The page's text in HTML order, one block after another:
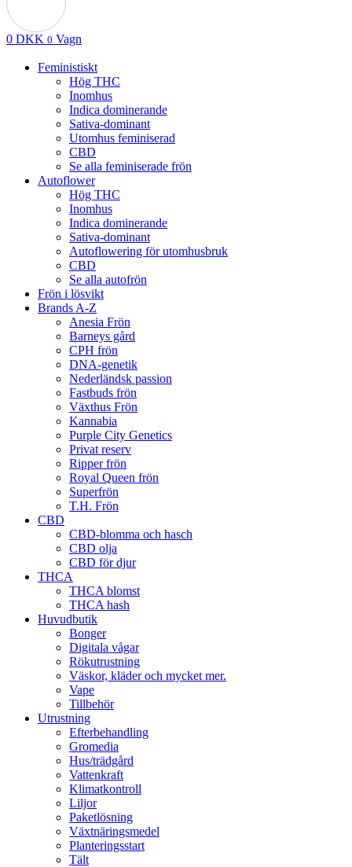
0 DKK 0 Vagn
Feministiskt
Hög THC
Inomhus
Indica dominerande
Sativa-dominant
Utomhus feminiserad
CBD
Se alla feminiserade frön
Autoflower
Hög THC
Inomhus
Indica dominerande
Sativa-dominant
Autoflowering för utomhusbruk
CBD
Se alla autofrön
Frön i lösvikt
Brands A-Z
Anesia Frön
Barneys gård
CPH frön
DNA-genetik
Nederländsk passion
Fastbuds frön
Växthus Frön
Kannabia
Purple City Genetics
Privat reserv
Ripper frön
Royal Queen frön
Superfrön
T.H. Frön
CBD
CBD-blomma och hasch
CBD olja
CBD för djur
THCA
THCA blomst
THCA hash
Huvudbutik
Bonger
Digitala vågar
Rökutrustning
Väskor, kläder och mycket mer.
Vape
Tillbehör
Utrustning
Efterbehandling
Gromedia
Hus/trädgård
Vattenkraft
Klimatkontroll
Liljor
Paketlösning
Växtnäringsmedel
Planteringsstart
Tält